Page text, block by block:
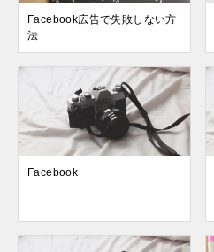
Facebook広告で失敗しない方
法
Facebook